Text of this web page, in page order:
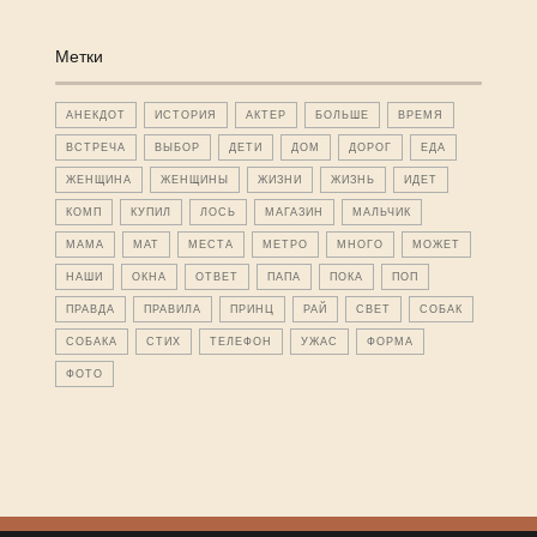
Метки
АНЕКДОТ ИСТОРИЯ АКТЕР БОЛЬШЕ ВРЕМЯ
ВСТРЕЧА ВЫБОР ДЕТИ ДОМ ДОРОГ ЕДА
ЖЕНЩИНА ЖЕНЩИНЫ ЖИЗНИ ЖИЗНЬ ИДЕТ
КОМП КУПИЛ ЛОСЬ МАГАЗИН МАЛЬЧИК
МАМА МАТ МЕСТА МЕТРО МНОГО МОЖЕТ
НАШИ ОКНА ОТВЕТ ПАПА ПОКА ПОП
ПРАВДА ПРАВИЛА ПРИНЦ РАЙ СВЕТ СОБАК
СОБАКА СТИХ ТЕЛЕФОН УЖАС ФОРМА
ФОТО